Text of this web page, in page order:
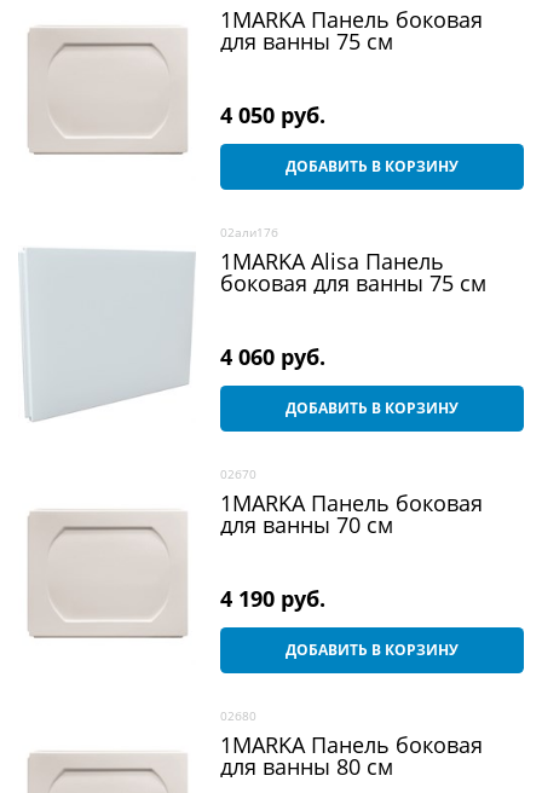
1MARKA Панель боковая
для ванны 75 см
4 050 руб.
ДОБАВИТЬ В КОРЗИНУ
02али17б
1MARKA Alisa Панель
боковая для ванны 75 см
4 060 руб.
ДОБАВИТЬ В КОРЗИНУ
02б70
1MARKA Панель боковая
для ванны 70 см
4 190 руб.
ДОБАВИТЬ В КОРЗИНУ
02б80
1MARKA Панель боковая
для ванны 80 см